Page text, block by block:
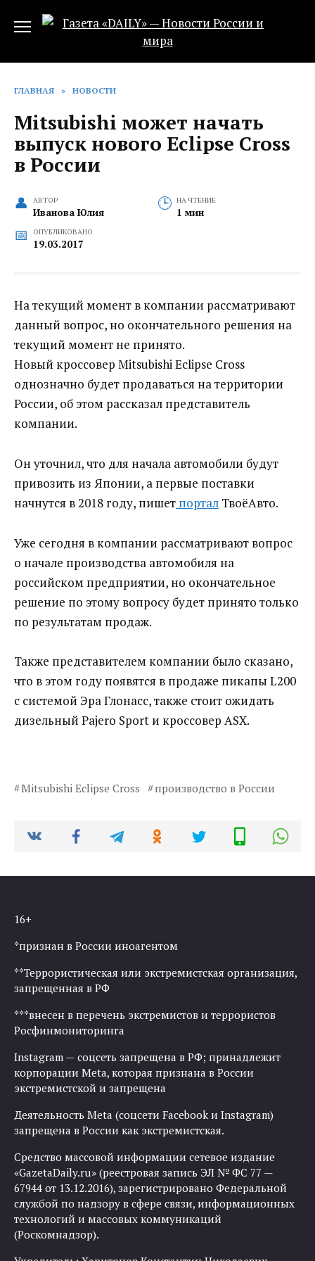
ГЛАВНАЯ » НОВОСТИ
Mitsubishi может начать
выпуск нового Eclipse Cross
в России‍
АВТОР
Иванова Юлия
НА ЧТЕНИЕ
1 мин
ОПУБЛИКОВАНО
19.03.2017
На текущий момент в компании рассматривают
данный вопрос, но окончательного решения на
текущий момент не принято.
Новый кроссовер Mitsubishi Eclipse Cross
однозначно будет продаваться на территории
России, об этом рассказал представитель
компании.
Он уточнил, что для начала автомобили будут
привозить из Японии, а первые поставки
начнутся в 2018 году, пишет портал ТвоёАвто.
Уже сегодня в компании рассматривают вопрос
о начале производства автомобиля на
российском предприятии, но окончательное
решение по этому вопросу будет принято только
по результатам продаж.
Также представителем компании было сказано,
что в этом году появятся в продаже пикапы L200
с системой Эра Глонасс, также стоит ожидать
дизельный Pajero Sport и кроссовер ASX.
Mitsubishi Eclipse Cross производство в России
16+
*признан в России иноагентом
**Террористическая или экстремистская организация,
запрещенная в РФ
***внесен в перечень экстремистов и террористов
Росфинмониторинга
Instagram — соцсеть запрещена в РФ; принадлежит
корпорации Meta, которая признана в России
экстремистской и запрещена
Деятельность Meta (соцсети Facebook и Instagram)
запрещена в России как экстремистская.
Средство массовой информации сетевое издание
«GazetaDaily.ru» (реестровая запись ЭЛ № ФС 77 —
67944 от 13.12.2016), зарегистрировано Федеральной
службой по надзору в сфере связи, информационных
технологий и массовых коммуникаций
(Роскомнадзор).